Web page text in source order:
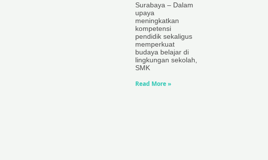
Surabaya – Dalam
upaya
meningkatkan
kompetensi
pendidik sekaligus
memperkuat
budaya belajar di
lingkungan sekolah,
SMK
Read More »